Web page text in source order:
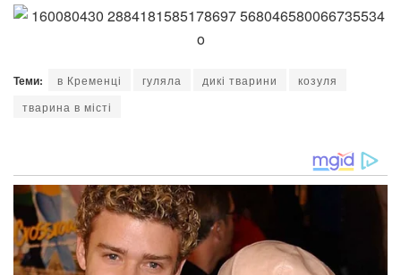
Теми: в Кременці гуляла дикі тварини
козуля
тварина в місті